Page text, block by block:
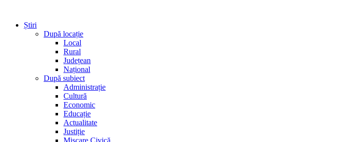
Știri
După locație
Local
Rural
Județean
Național
După subiect
Administrație
Cultură
Economic
Educație
Actualitate
Justiție
Mișcare Civică